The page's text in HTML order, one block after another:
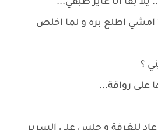
يلا بقا انا عايز طبقي...
امشي اطلع بره و لما اخلص
؟
على رواقة...